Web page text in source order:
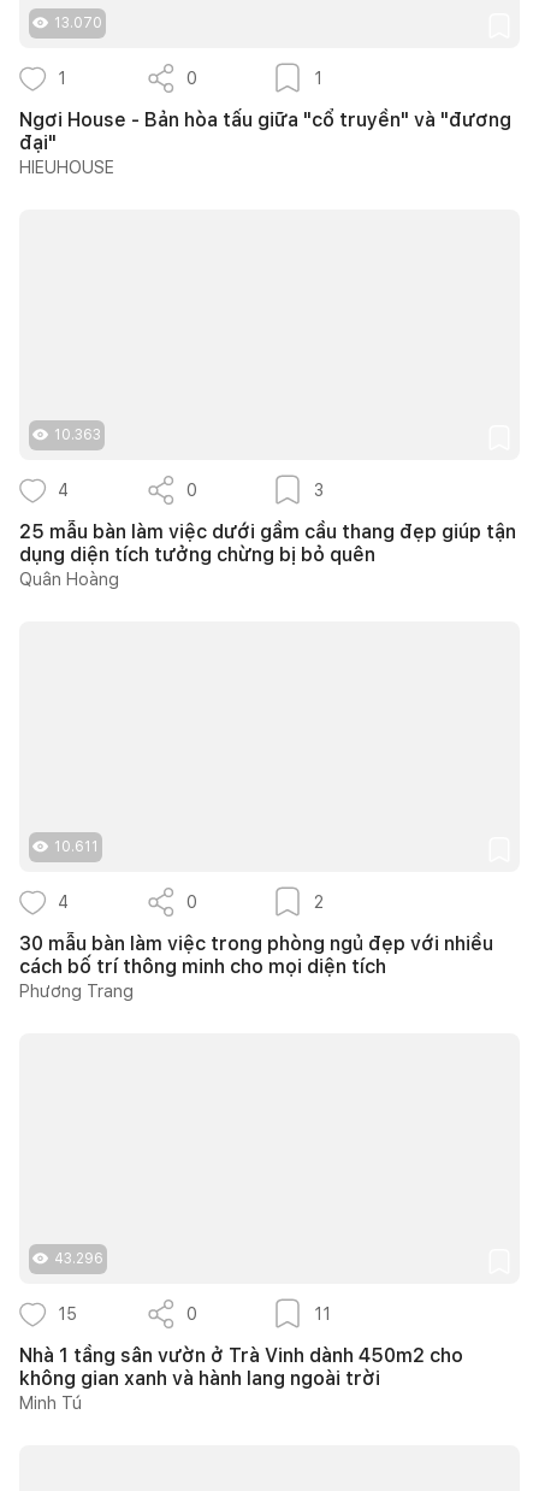
13.070
1 0 1
Ngơi House - Bản hòa tấu giữa "cổ truyền" và "đương
đại"
HIEUHOUSE
10.363
4 0 3
25 mẫu bàn làm việc dưới gầm cầu thang đẹp giúp tận
dụng diện tích tưởng chừng bị bỏ quên
Quân Hoàng
10.611
4 0 2
30 mẫu bàn làm việc trong phòng ngủ đẹp với nhiều
cách bố trí thông minh cho mọi diện tích
Phương Trang
43.296
15 0 11
Nhà 1 tầng sân vườn ở Trà Vinh dành 450m2 cho
không gian xanh và hành lang ngoài trời
Minh Tú